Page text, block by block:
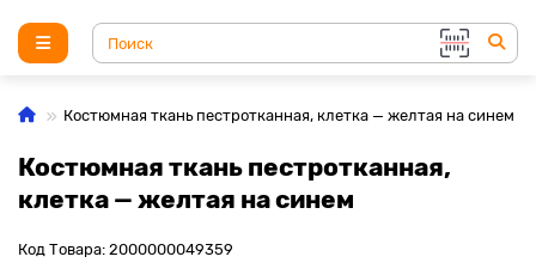
Костюмная ткань пестротканная, клетка — желтая на синем
Костюмная ткань пестротканная,
клетка — желтая на синем
Код Товара: 2000000049359